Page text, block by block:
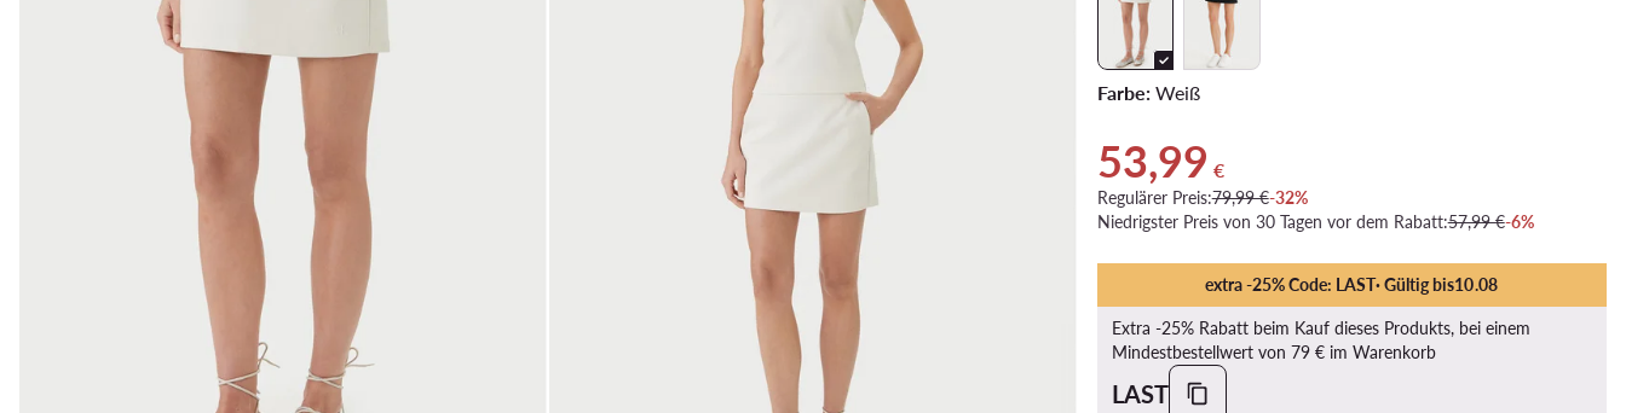
Farbe:Weiß
Aktueller Preis 53,99 €
53,99 €
Regulärer Preis:79,99 €-32%
Niedrigster Preis von 30 Tagen vor dem Rabatt:57,99 €-6%
extra -25% Code: LAST· Gültig bis10.08
Extra -25% Rabatt beim Kauf dieses Produkts, bei einem
Mindestbestellwert von 79 € im Warenkorb
LAST